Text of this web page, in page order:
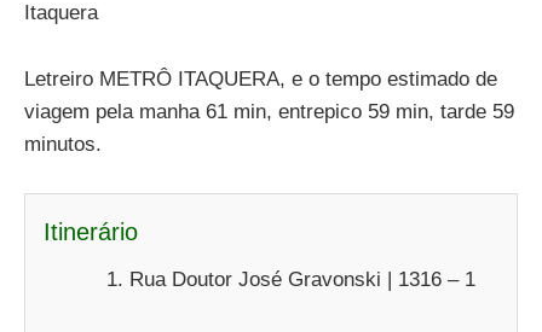
Itaquera
Letreiro METRÔ ITAQUERA, e o tempo estimado de
viagem pela manha 61 min, entrepico 59 min, tarde 59
minutos.
Itinerário
Rua Doutor José Gravonski | 1316 – 1